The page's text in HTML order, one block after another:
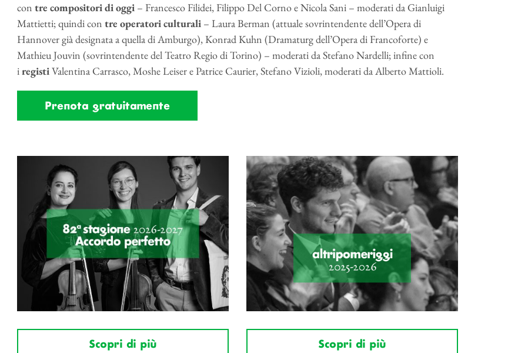
con tre compositori di oggi– Francesco Filidei, Filippo Del Corno e Nicola Sani – moderati da Gianluigi
Mattietti; quindi con tre operatori culturali– Laura Berman (attuale sovrintendente dell’Opera di
Hannover già designata a quella di Amburgo), Konrad Kuhn (Dramaturg dell’Opera di Francoforte) e
Mathieu Jouvin (sovrintendente del Teatro Regio di Torino) – moderati da Stefano Nardelli; infine con
iregistiValentina Carrasco, Moshe Leiser e Patrice Caurier, Stefano Vizioli, moderati da Alberto Mattioli.
Prenota gratuitamente
Scopri di più Scopri di più